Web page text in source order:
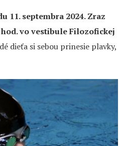
11. septembra 2024. Zraz
vo vestibule Filozofickej
dieťa si sebou prinesie plavky,